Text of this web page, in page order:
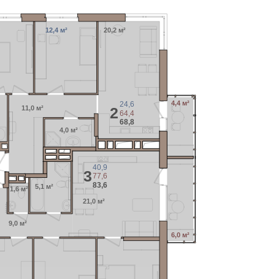
12,4 м² 20,2 м²
11,0 м²
4,0 м²
4,4 м²
2
24,6
64,4
68,8
21,0 м²
6,0 м²
5,1 м²
9,0 м²
1,6 м²
3
40,9
77,6
83,6